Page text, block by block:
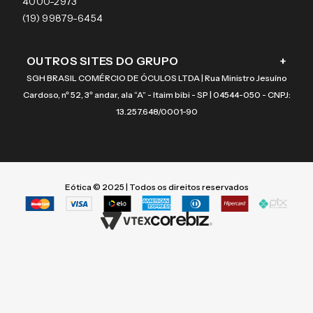
(19) 99879-6454
OUTROS SITES DO GRUPO +
SGH BRASIL COMÉRCIO DE ÓCULOS LTDA | Rua Ministro Jesuíno
Cardoso, nº 52, 3º andar, ala “A” - Itaim bibi - SP | 04544-050 - CNPJ:
13.257.648/0001-90
Eótica © 2025 | Todos os direitos reservados